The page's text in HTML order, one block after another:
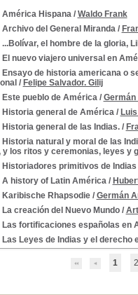
América Hispana / Waldo Frank
Archivo del General Miranda/
...Bolívar, el hombre de la gloria,
El nuevo viajero universal en
Ensayo de historia americana o
/ Felipe Salvador. Gilij
Este pueblo de América/
Historia general de América/
Historia general de las Indias./
Historia natural y moral de las
y los ritos y ceremonias, leyes y
Historiadores primitivos de Indias
A history of Latin América /
Karibische Rhapsodie / Germán
La creación del Nuevo Mundo/
Las fortificaciones españolas en
Las Leyes de Indias y el
1 2